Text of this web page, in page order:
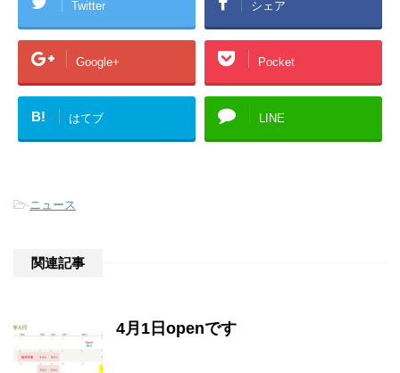
Twitter シェア
Google+ Pocket
B! はてブ LINE
-ニュース
関連記事
4月1日openです